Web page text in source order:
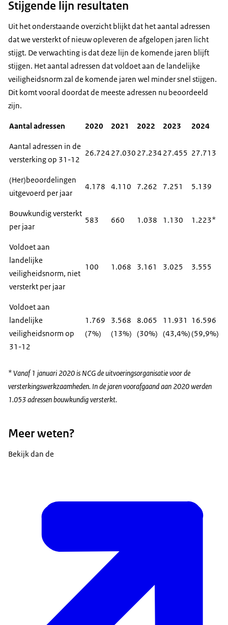
Stijgende lijn resultaten
Uit het onderstaande overzicht blijkt dat het aantal adressen
dat we versterkt of nieuw opleveren de afgelopen jaren licht
stijgt. De verwachting is dat deze lijn de komende jaren blijft
stijgen. Het aantal adressen dat voldoet aan de landelijke
veiligheidsnorm zal de komende jaren wel minder snel stijgen.
Dit komt vooral doordat de meeste adressen nu beoordeeld
zijn.
Aantal adressen 2020 2021 2022 2023 2024
Aantal adressen in de
versterking op 31-12
26.724 27.030 27.234 27.455 27.713
(Her)beoordelingen
uitgevoerd per jaar
4.178 4.110 7.262 7.251 5.139
Bouwkundig versterkt
per jaar
583 660 1.038 1.130 1.223*
Voldoet aan
landelijke
veiligheidsnorm, niet
versterkt per jaar
100 1.068 3.161 3.025 3.555
Voldoet aan
landelijke
veiligheidsnorm op
31-12
1.769
(7%)
3.568
(13%)
8.065
(30%)
11.931
(43,4%)
16.596
(59,9%)
* Vanaf 1 januari 2020 is NCG de uitvoeringsorganisatie voor de
versterkingswerkzaamheden. In de jaren voorafgaand aan 2020 werden
1.053 adressen bouwkundig versterkt.
Meer weten?
Bekijk dan de